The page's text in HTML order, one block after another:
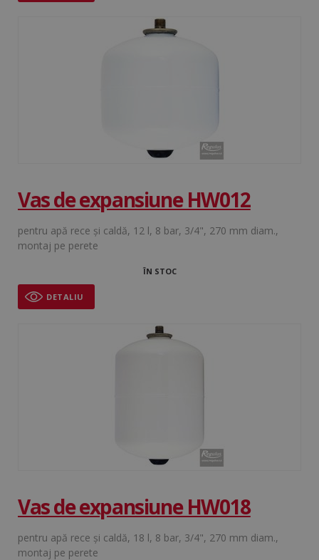
Vas de expansiune HW012
pentru apă rece şi caldă, 12 l, 8 bar, 3/4", 270 mm diam.,
montaj pe perete
ÎN STOC
DETALIU
Vas de expansiune HW018
pentru apă rece şi caldă, 18 l, 8 bar, 3/4", 270 mm diam.,
montaj pe perete